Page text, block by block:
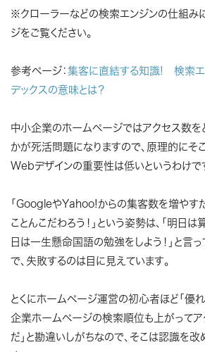
※クローラーなどの検索エンジンの仕組み
ジをご覧ください。
参考ページ： 集客に直結する知識! 検索エ
デックスの意味とは？
中小企業のホームページではアクセス数を
かが死活問題になりますので、原理的にそ
Webデザインの重要性は低いというわけで
「GoogleやYahoo!からの集客数を増やす
ことんこだわろう！」という姿勢は、「明日
日は一生懸命国語の勉強をしよう！」と言
で、失敗するのは目に見えています。
とくにホームページ運営の初心者ほど「優れ
企業ホームページの検索順位も上がってア
だ」と勘違いしがちなので、そこは認識を改